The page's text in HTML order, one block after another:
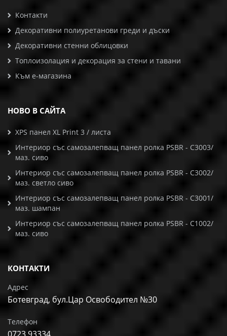
Контакти
Декоративни полиуретанови греди и дъски
Декоративни стенни облицовки
Топлоизолация и декорация за стени и тавани
Към е-магазина
НОВО В САЙТА
XPS панел XL Print 3 / листа
Интериор със самозалепващ панел ролка PSBR - C3003/
маз. сиво
Интериор със самозалепващ панел ролка PSBR - C3002/
маз. светло сиво
Интериор със самозалепващ панел ролка PSBR - C3001/
маз. шампан
Интериор със самозалепващ панел ролка PSBR - C1002/
маз. сиво
КОНТАКТИ
Адрес
Ботевград, бул.Цар Освободител №30
Телефон